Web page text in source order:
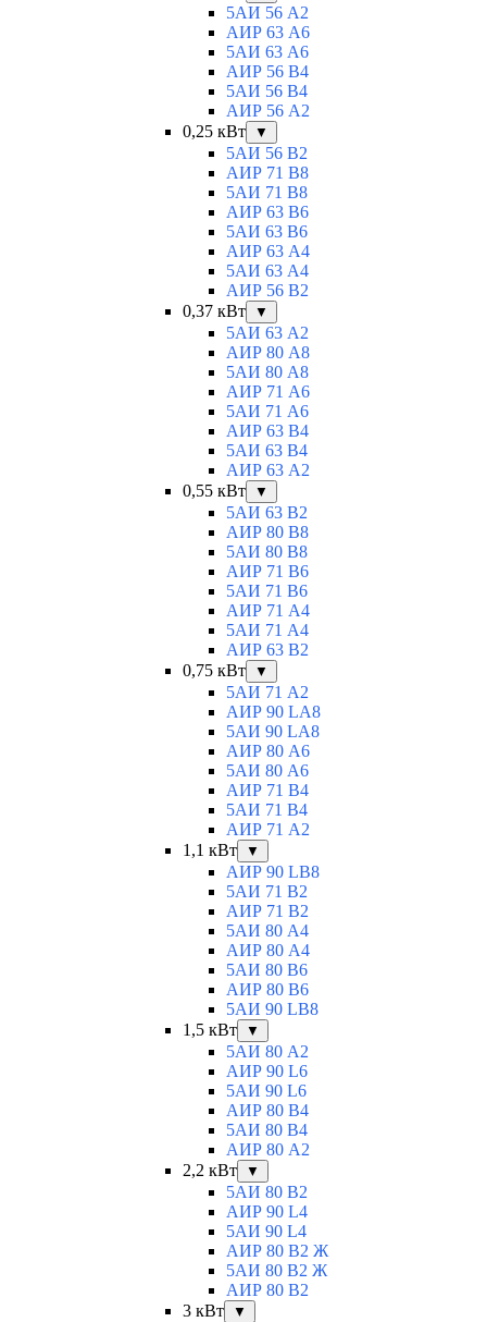
5АИ 56 A2
АИР 63 А6
5АИ 63 A6
АИР 56 В4
5АИ 56 В4
АИР 56 А2
0,25 кВт
▼
5АИ 56 B2
АИР 71 В8
5АИ 71 B8
АИР 63 B6
5АИ 63 B6
АИР 63 А4
5АИ 63 A4
АИР 56 В2
0,37 кВт
▼
5АИ 63 A2
АИР 80 А8
5АИ 80 A8
АИР 71 А6
5АИ 71 A6
АИР 63 B4
5АИ 63 B4
АИР 63 А2
0,55 кВт
▼
5АИ 63 B2
АИР 80 B8
5АИ 80 В8
АИР 71 В6
5АИ 71 B6
АИР 71 А4
5АИ 71 A4
АИР 63 B2
0,75 кВт
▼
5АИ 71 A2
АИР 90 LA8
5АИ 90 LA8
АИР 80 А6
5АИ 80 A6
АИР 71 В4
5АИ 71 B4
АИР 71 A2
1,1 кВт
▼
АИР 90 LB8
5АИ 71 B2
АИР 71 В2
5АИ 80 A4
АИР 80 А4
5АИ 80 В6
АИР 80 B6
5АИ 90 LB8
1,5 кВт
▼
5АИ 80 A2
АИР 90 L6
5АИ 90 L6
АИР 80 B4
5АИ 80 B4
АИР 80 А2
2,2 кВт
▼
5АИ 80 B2
АИР 90 L4
5АИ 90 L4
АИР 80 В2 Ж
5АИ 80 В2 Ж
АИР 80 B2
3 кВт
▼